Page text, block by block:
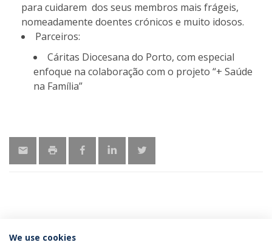
para cuidarem dos seus membros mais frágeis,
nomeadamente doentes crónicos e muito idosos.
Parceiros:
Cáritas Diocesana do Porto, com especial
enfoque na colaboração com o projeto “+ Saúde
na Família”
ÚLTIMAS NOTÍCIAS
We use cookies